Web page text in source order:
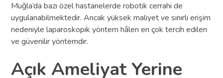
Muğla’da bazı özel hastanelerde robotik cerrahi de
uygulanabilmektedir. Ancak yüksek maliyet ve sınırlı erişim
nedeniyle laparoskopik yöntem hâlen en çok tercih edilen
ve güvenilir yöntemdir.
Açık Ameliyat Yerine